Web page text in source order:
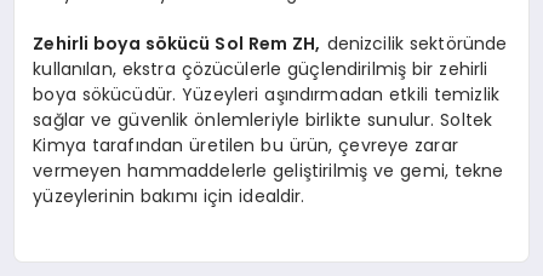
Zehirli boya sökücü Sol Rem ZH, denizcilik sektöründe
kullanılan, ekstra çözücülerle güçlendirilmiş bir zehirli
boya sökücüdür. Yüzeyleri aşındırmadan etkili temizlik
sağlar ve güvenlik önlemleriyle birlikte sunulur. Soltek
Kimya tarafından üretilen bu ürün, çevreye zarar
vermeyen hammaddelerle geliştirilmiş ve gemi, tekne
yüzeylerinin bakımı için idealdir.